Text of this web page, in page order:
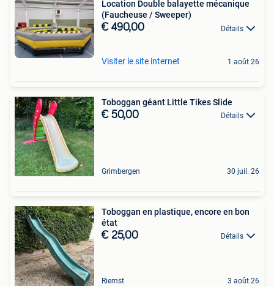
Location Double balayette mécanique
(Faucheuse / Sweeper)
€ 490,00 Détails
Visiter le site internet 1 août 26
Toboggan géant Little Tikes Slide
€ 50,00 Détails
Grimbergen 30 juil. 26
Toboggan en plastique, encore en bon
état
€ 25,00 Détails
Riemst 3 août 26